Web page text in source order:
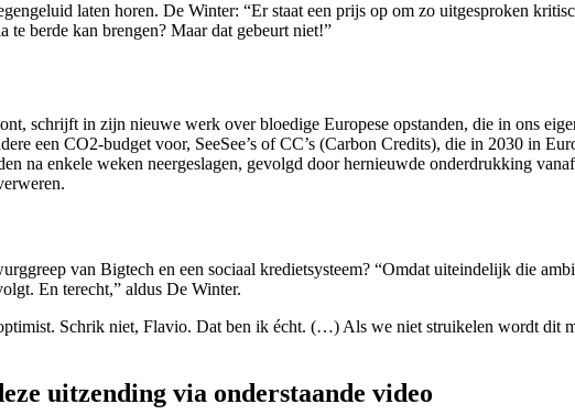
laten horen. De Winter: “Er staat een prijs op om zo uitgesproken
berde kan brengen? Maar dat gebeurt niet!”
schrijft in zijn nieuwe werk over bloedige Europese opstanden, die in ons
een CO2-budget voor, SeeSee’s of CC’s (Carbon Credits), die in 2030 in
na enkele weken neergeslagen, gevolgd door hernieuwde onderdrukking
van Bigtech en een sociaal kredietsysteem? “Omdat uiteindelijk die
En terecht,” aldus De Winter.
Schrik niet, Flavio. Dat ben ik écht. (…) Als we niet struikelen wordt dit
uitzending via onderstaande video